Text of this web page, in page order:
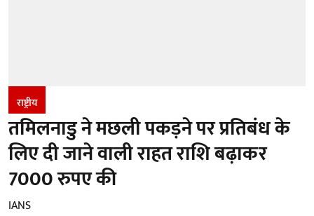
राष्ट्रीय
तमिलनाडु ने मछली पकड़ने पर प्रतिबंध के
लिए दी जाने वाली राहत राशि बढ़ाकर
7000 रुपए की
IANS